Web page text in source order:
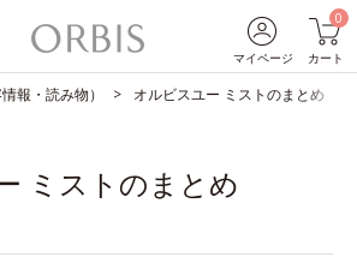
マイページ
0
カート
報・読み物） オルビスユー ミストのまとめ
ミストのまとめ